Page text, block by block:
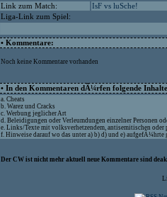
Link zum Match:
IsF vs luSche!
Liga-Link zum Spiel:
• Kommentare:
Noch keine Kommentare vorhanden
• In den Kommentaren dÃ¼rfen folgende
a. Cheats
b. Warez und Cracks
c. Werbung jeglicher Art
d. Beleidigungen oder Verleumdungen einzelner Personen
e. Links/Texte mit volksverhetzendem, antisemitischen
f. Hinweise darauf wo das unter a) b) d) und e)
Der CW ist nicht mehr aktuell neue Kommentare sind